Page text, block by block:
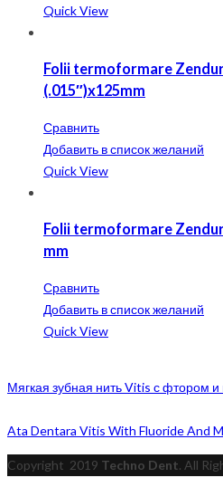
Quick View
Folii termoformare
(.015″)x125mm
Сравнить
Добавить в список желаний
Quick View
Folii termoformare
mm
Сравнить
Добавить в список желаний
Quick View
Мягкая зубная нить Vitis с фтором
Ata Dentara Vitis With Fluoride And
Copyright 2019 Techno Dent. All